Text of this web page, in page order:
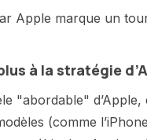
Apple marque un
à la stratégie
"abordable"
(comme